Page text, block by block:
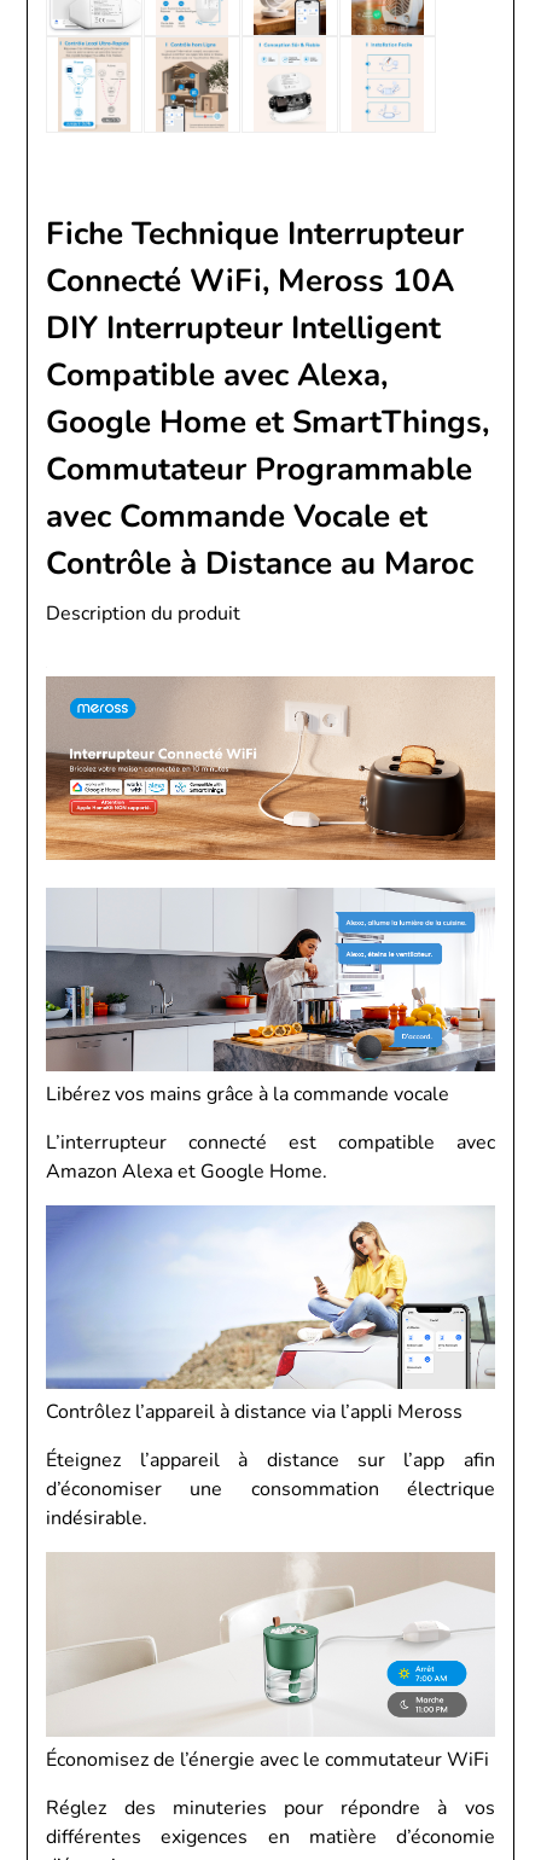
Fiche Technique Interrupteur
Connecté WiFi, Meross 10A
DIY Interrupteur Intelligent
Compatible avec Alexa,
Google Home et SmartThings,
Commutateur Programmable
avec Commande Vocale et
Contrôle à Distance au Maroc
Description du produit
Libérez vos mains grâce à la commande vocale
L’interrupteur connecté est compatible avec
Amazon Alexa et Google Home.
Contrôlez l’appareil à distance via l’appli Meross
Éteignez l’appareil à distance sur l’app afin
d’économiser une consommation électrique
indésirable.
Économisez de l’énergie avec le commutateur WiFi
Réglez des minuteries pour répondre à vos
différentes exigences en matière d’économie